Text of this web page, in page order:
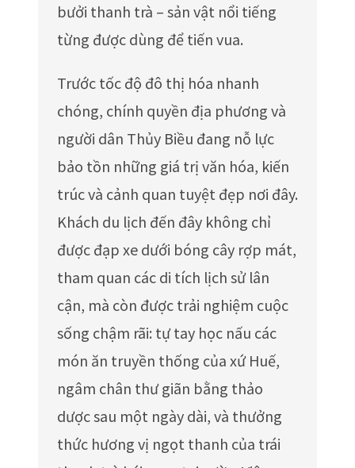
bưởi thanh trà – sản vật nổi tiếng
từng được dùng để tiến vua.
Trước tốc độ đô thị hóa nhanh
chóng, chính quyền địa phương và
người dân Thủy Biều đang nỗ lực
bảo tồn những giá trị văn hóa, kiến
trúc và cảnh quan tuyệt đẹp nơi đây.
Khách du lịch đến đây không chỉ
được đạp xe dưới bóng cây rợp mát,
tham quan các di tích lịch sử lân
cận, mà còn được trải nghiệm cuộc
sống chậm rãi: tự tay học nấu các
món ăn truyền thống của xứ Huế,
ngâm chân thư giãn bằng thảo
dược sau một ngày dài, và thưởng
thức hương vị ngọt thanh của trái